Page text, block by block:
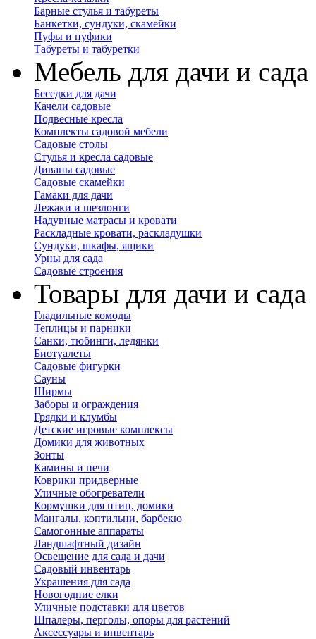
Барные стулья и табуреты
Банкетки, сундуки, скамейки
Пуфы и пуфики
Табуреты и табуретки
Мебель для дачи и сада
Беседки для дачи
Качели садовые
Подвесные кресла
Комплекты садовой мебели
Садовые столы
Стулья и кресла садовые
Диваны садовые
Садовые скамейки
Гамаки для дачи
Лежаки и шезлонги
Надувные матрасы и кровати
Раскладные кровати, раскладушки
Сундуки, шкафы, ящики
Урны для сада
Садовые строения
Товары для дачи и сада
Гладильные комоды
Теплицы и парники
Санки, тюбинги, ледянки
Биотуалеты
Садовые фигурки
Сауны
Ширмы
Заборы и ограждения
Грядки и клумбы
Детские игровые комплексы
Домики для животных
Зонты
Камины и печи
Коврики придверные
Уличные обогреватели
Кормушки для птиц, домики
Мангалы, коптильни, барбекю
Самогонные аппараты
Ландшафтный дизайн
Освещение для сада и дачи
Садовый инвентарь
Украшения для сада
Новогодние елки
Уличные подставки для цветов
Шпалеры, перголы, опоры для растений
Аксессуары и инвентарь